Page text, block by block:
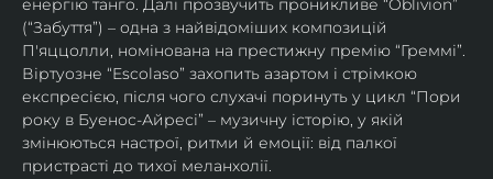
енергію танго. Далі прозвучить проникливе “Oblivion”
(“Забуття”) – одна з найвідоміших композицій
П'яццолли, номінована на престижну премію “Греммі”.
Віртуозне “Escolaso” захопить азартом і стрімкою
експресією, після чого слухачі поринуть у цикл “Пори
року в Буенос-Айресі” – музичну історію, у якій
змінюються настрої, ритми й емоції: від палкої
пристрасті до тихої меланхолії.